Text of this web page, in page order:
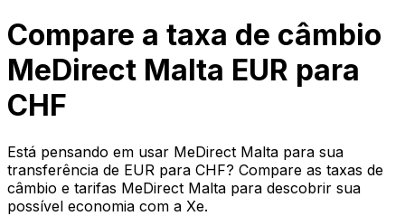
Compare a taxa de câmbio
MeDirect Malta EUR para
CHF
Está pensando em usar MeDirect Malta para sua
transferência de EUR para CHF? Compare as taxas de
câmbio e tarifas MeDirect Malta para descobrir sua
possível economia com a Xe.